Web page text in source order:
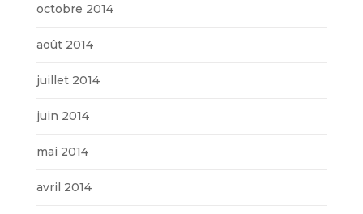
octobre 2014
août 2014
juillet 2014
juin 2014
mai 2014
avril 2014